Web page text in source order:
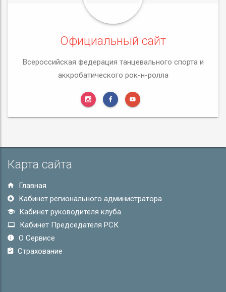
Официальный сайт
Всероссийская федерация танцевального спорта и
аккробатического рок-н-ролла
Карта сайта
Главная
Кабинет регионального администратора
Кабинет руководителя клуба
Кабинет Председателя РСК
О Сервисе
Страхование